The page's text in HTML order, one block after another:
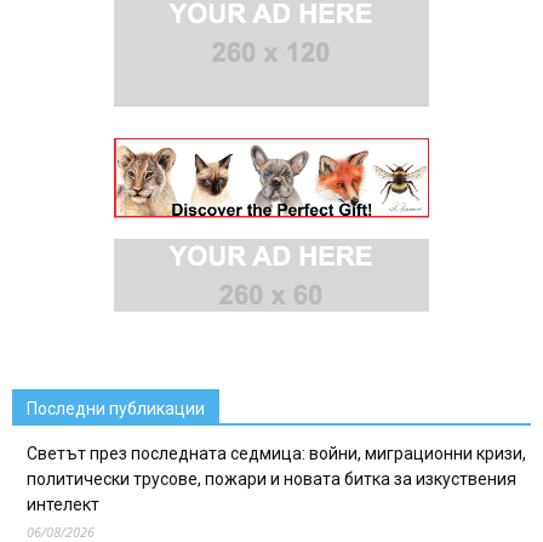
Последни публикации
Светът през последната седмица: войни, миграционни кризи,
политически трусове, пожари и новата битка за изкуствения
интелект
06/08/2026